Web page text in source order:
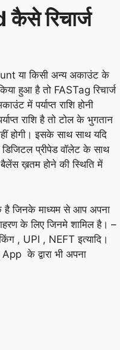
रिचार्ज
या किसी अन्य अकाउंट के
हुआ है तो FASTag रिचार्ज
में पर्याप्त राशि होनी
राशि है तो टोल के भुगतान
होगी। इसके साथ साथ यदि
प्रीपेड वॉलेट के साथ
ख़तम होने की स्थिति में
जिनके माध्यम से आप अपना
के लिए जिनमे शामिल है। –
, UPI , NEFT इत्यादि।
के द्वारा भी अपना